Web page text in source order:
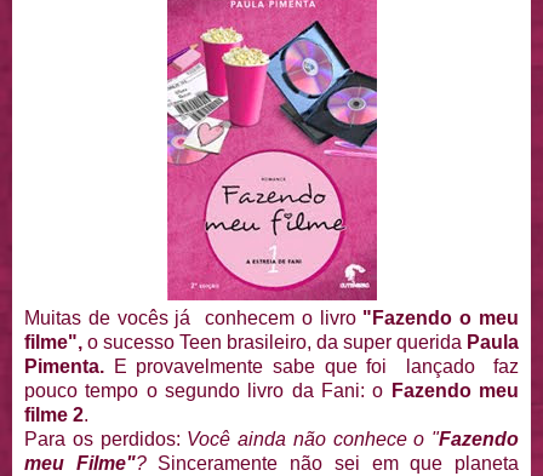
Muitas de vocês já conhecem o livro "Fazendo o meu
filme", o sucesso Teen brasileiro, da super querida Paula
Pimenta. E provavelmente sabe que foi lançado faz
pouco tempo o segundo livro da Fani: o Fazendo meu
filme 2.
Para os perdidos: Você ainda não conhece o "Fazendo
meu Filme"?Sinceramente não sei em que planeta